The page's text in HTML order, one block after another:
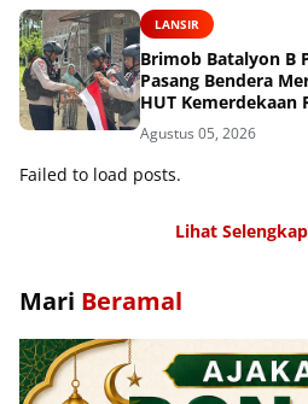
LANSIR
Brimob Batalyon B
Pasang Bendera
HUT Kemerdekaan
Agustus 05, 2026
Failed to load posts.
Lihat
Mari Beramal